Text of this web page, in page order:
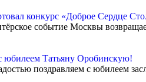
конкурс «Доброе Сердце
событие Москвы
юбилеем Татьяну Оробинскую!
поздравляем с юбилеем